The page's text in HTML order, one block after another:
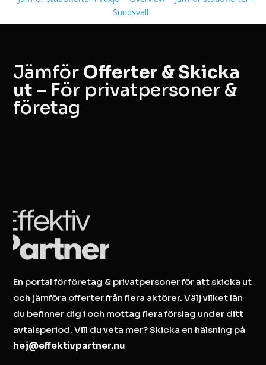
Sundsvall
Jämför Offerter & Skicka
ut – För privatpersoner &
företag
En portal för företag & privatpersoner för att skicka ut
och jämföra offerter från flera aktörer. Välj vilket län
du befinner dig i och mottag flera förslag under ditt
avtalsperiod. Vill du veta mer? Skicka en hälsning på
hej@effektivpartner.nu